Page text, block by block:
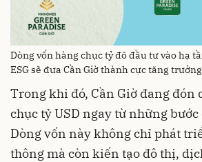
Dòng vốn hàng chục tỷ đô đầu tư vào hạ
ESG sẽ đưa Cần Giờ thành cực tăng
Trong khi đó, Cần Giờ đang đón
chục tỷ USD ngay từ những
Dòng vốn này không chỉ phát
thông mà còn kiến tạo đô thị,